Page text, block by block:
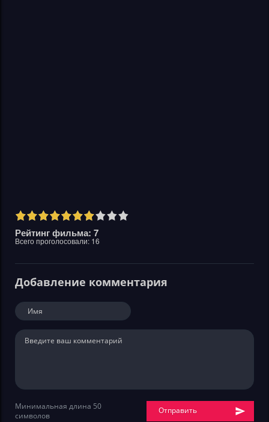
Рейтинг фильма: 7
Всего проголосовали: 16
Добавление комментария
Минимальная длина 50
символов
Отправить